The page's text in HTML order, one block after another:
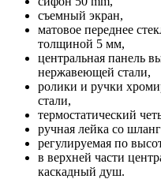
съемный экран,
матовое переднее
толщиной 5 мм,
центральная панель
нержавеющей стали,
ролики и ручки
стали,
термостатический
ручная лейка со
регулируемая по
в верхней части
каскадный душ.